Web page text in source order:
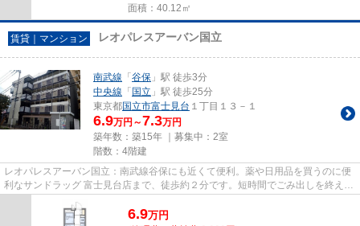
面積：40.12㎡
賃貸｜マンション レオパレスアーバン国立
南武線 「 谷保 」駅 徒歩3分
中央線 「 国立 」駅 徒歩25分
東京都国立市富士見台 １丁目１３－１
6.9万円～7.3万円
築年数：築15年 ｜募集中： 2室
階数：4階建
レオパレスアーバン国立：南武線谷保にも近くて便利。薬や日用品を買うのに便
利なサンドラッグ 富士見台店まで、徒歩約２分です。短時間でごみ出しを終えら
6.9万円